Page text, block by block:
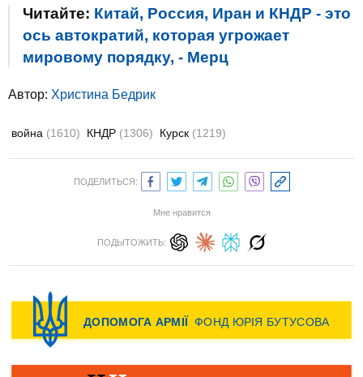
Читайте: Китай, Россия, Иран и КНДР - это
ось автократий, которая угрожает
мировому порядку, - Мерц
Автор: Христина Бедрик
война (1610) КНДР (1306) Курск (1219)
ПОДЕЛИТЬСЯ:
Мне нравится
ПОДЫТОЖИТЬ: